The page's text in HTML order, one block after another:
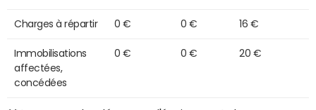
Charges à répartir 0 € 0 € 16 €
Immobilisations
affectées,
concédées
0 € 0 € 20 €